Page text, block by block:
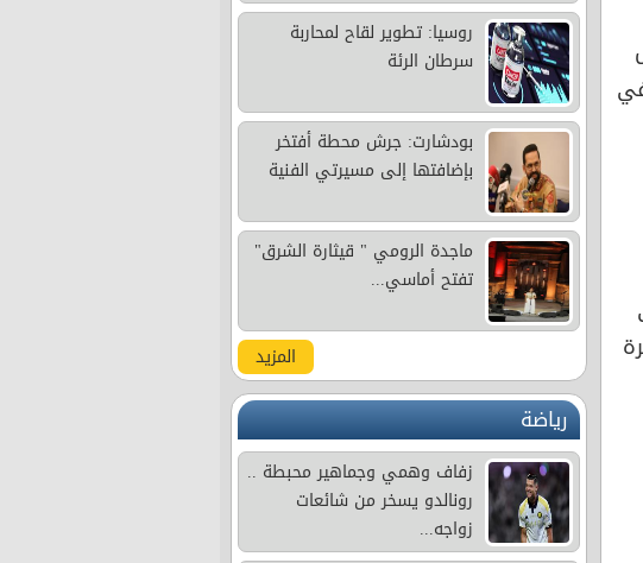
روسيا: تطوير لقاح لمحاربة
سرطان الرئة
بودشارت: جرش محطة أفتخر
بإضافتها إلى مسيرتي الفنية
ماجدة الرومي " قيثارة الشرق"
تفتح أماسي...
المزيد
رياضة
زفاف وهمي وجماهير محبطة ..
رونالدو يسخر من شائعات
زواجه...